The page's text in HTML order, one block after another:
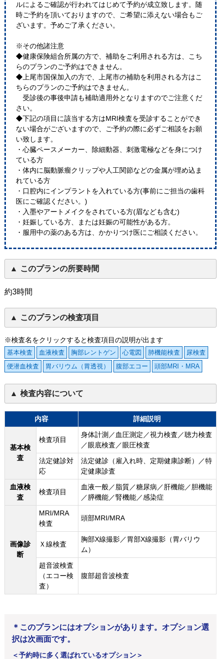
ルによるご確認が行われてはじめて予約が成立致します。随
時ご予約を頂いておりますので、ご希望に添えない場合もご
ざいます。予めご了承ください。
※その他諸注意
◆健康保険組合所属の方で、補助をご利用される方は、こち
らのプランのご予約はできません。
◆上尾市国保加入の方で、上尾市の補助を利用される方はこ
ちらのプランのご予約はできません。
受診後の事後申請も補助適用外となりますのでご注意くだ
さい。
◆下記の項目に該当する方はMRI検査を受診することができ
ない場合がございますので、ご予約の際に必ずご相談をお願
い致します。
・心臓ペースメーカー、除細動器、刺激電極などを身につけ
ている方
・体内に脳動脈瘤クリップや人工関節などの金属が埋め込ま
れている方
・口腔内にインプラントを入れている方(事前にご担当の歯科
医にご確認ください。)
・入墨やアートメイクをされている方(眉なども含む)
・妊娠している方、または妊娠の可能性がある方。
・服用中の薬のある方は、かかりつけ医にご相談ください。
このプランの所要時間
約3時間
このプランの検査項目
※検査名をクリックすると検査項目の説明が出ます
基本検査 血液検査 胸部レントゲン 心電図 肺機能検査
尿検査
便潜血検査
胃バリウム（胃透視） 腹部エコー 頭部MRI・MRA
検査内容について
内容 詳細説明
基本検
査
検査項目
身体計測／血圧測定／視力検査／聴力検査
／眼底検査／眼圧検査
法定健診対
応
法定健診（雇入れ時、定期健康診断）／特
定健康診査
血液検
査
検査項目
血液一般／脂質／糖尿病／肝機能／胆機能
／膵機能／腎機能／感染症
画像診
断
MRI/MRA
検査
頭部MRI/MRA
Ｘ線検査
胸部X線撮影／胃部X線撮影（胃バリウ
ム）
超音波検査
（エコー検
査）
腹部超音波検査
＊このプランにはオプションがあります。オプション選
択は次画面です。
＜予約時に多く選ばれているオプション＞